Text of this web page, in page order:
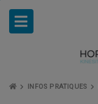
INFOS PRATIQUES